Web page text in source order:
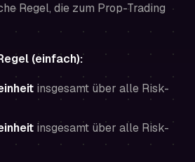
Regel, die zum Prop-Trading
(einfach):
insgesamt über alle Risk-
insgesamt über alle Risk-